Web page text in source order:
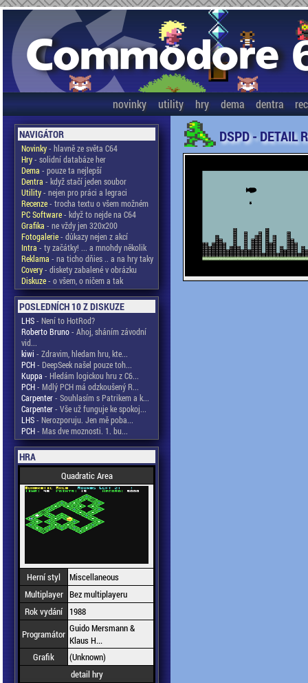
novinky utility hry dema dentra
NAVIGÁTOR
Novinky- hlavně ze světa C64
Hry- solidní databáze her
Dema - pouze ta nejlepší
Dentra - když stačí jeden soubor
Utility- nejen pro práci a legraci
Recenze- trocha textu o všem možném
PC Software- když to nejde na C64
Grafika - ne vždy jen 320x200
Fotogalerie- důkazy nejen z akcí
Intra - ty začátky! ... a mnohdy několik
Reklama - na ticho dňies .. a na hry taky
Covery- diskety zabalené v obrázku
Diskuze- o všem, o ničem a tak
POSLEDNÍCH 10 Z DISKUZE
LHS- Není to HotRod?
Roberto Bruno- Ahoj, sháním závodní
vid...
kiwi - Zdravim, hledam hru, kte...
PCH- DeepSeek našel pouze toh...
Kuppa - Hledám logickou hru z C6...
PCH- Mdlý PCH má odzkoušený R...
Carpenter- Souhlasím s Patrikem a k...
Carpenter- Vše už funguje ke spokoj...
LHS- Nerozporuju. Jen mě poba...
PCH- Mas dve moznosti. 1. bu...
HRA
Quadratic Area
Herní styl
Miscellaneous
Multiplayer Bez multiplayeru
Rok vydání
1988
Programátor Guido Mersmann &
Klaus H...
Grafik
(Unknown)
detail hry
DSPD - DETAIL